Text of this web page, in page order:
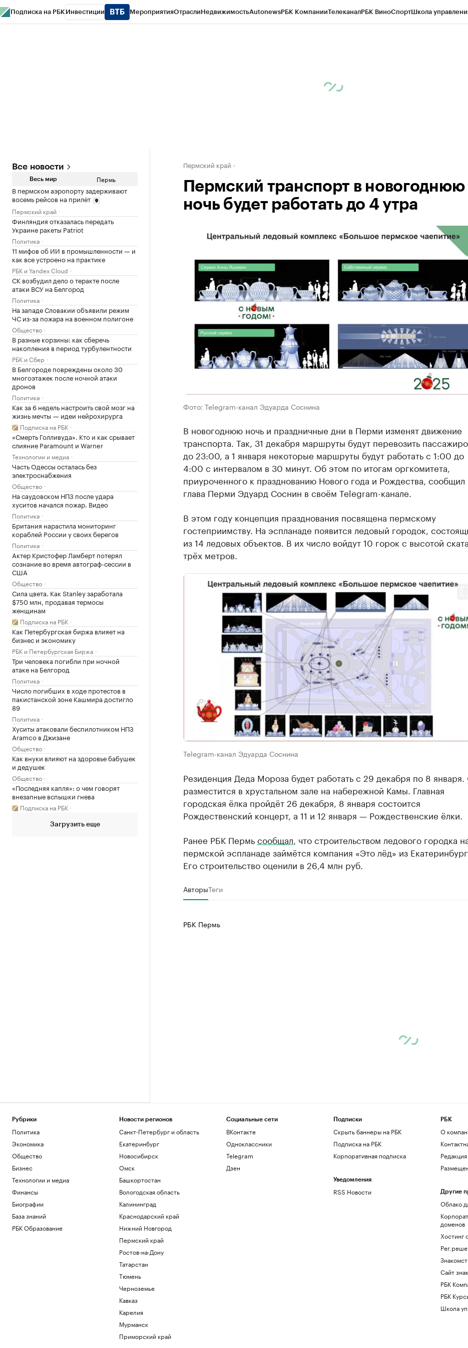
Подписка на РБК Инвестиции МероприятияОтраслиНедвижимостьAutonewsРБК КомпанииТелеканалРБК ВиноСпортШкола
Все новости
Весь мир Пермь
В пермском аэропорту задерживают
восемь рейсов на прилёт
Пермский край
Финляндия отказалась передать
Украине ракеты Patriot
Политика
11 мифов об ИИ в промышленности — и
как все устроено на практике
РБК и Yandex Cloud
СК возбудил дело о теракте после
атаки ВСУ на Белгород
Политика
На западе Словакии объявили режим
ЧС из-за пожара на военном полигоне
Общество
В разные корзины: как сберечь
накопления в период турбулентности
РБК и Сбер
В Белгороде повреждены около 30
многоэтажек после ночной атаки
дронов
Политика
Как за 6 недель настроить свой мозг на
жизнь мечты — идеи нейрохирурга
Подписка на РБК
«Смерть Голливуда». Кто и как срывает
слияние Paramount и Warner
Технологии и медиа
Часть Одессы осталась без
электроснабжения
Общество
На саудовском НПЗ после удара
хуситов начался пожар. Видео
Политика
Британия нарастила мониторинг
кораблей России у своих берегов
Политика
Актер Кристофер Ламберт потерял
сознание во время автограф-сессии в
США
Общество
Сила цвета. Как Stanley заработала
$750 млн, продавая термосы
женщинам
Подписка на РБК
Как Петербургская биржа влияет на
бизнес и экономику
РБК и Петербургская Биржа
Три человека погибли при ночной
атаке на Белгород
Политика
Число погибших в ходе протестов в
пакистанской зоне Кашмира достигло
89
Политика
Хуситы атаковали беспилотником НПЗ
Aramco в Джизане
Общество
Как внуки влияют на здоровье бабушек
и дедушек
Общество
«Последняя капля»: о чем говорят
внезапные вспышки гнева
Подписка на РБК
Загрузить еще
Пермский край
Пермский транспорт в новогоднюю
ночь будет работать до 4 утра
Фото: Telegram-канал Эдуарда Соснина
В новогоднюю ночь и праздничные дни в Перми изменят движение
транспорта. Так, 31 декабря маршруты будут перевозить
до 23:00, а 1 января некоторые маршруты будут работать с 1:00 до
4:00 с интервалом в 30 минут. Об этом по итогам оргкомитета,
приуроченного к празднованию Нового года и Рождества, сообщил
глава Перми Эдуард Соснин в своём Telegram-канале.
В этом году концепция празднования посвящена пермскому
гостеприимству. На эспланаде появится ледовый городок,
из 14 ледовых объектов. В их число войдут 10 горок с высотой
трёх метров.
Telegram-канал Эдуарда Соснина
Резиденция Деда Мороза будет работать с 29 декабря по 8
разместится в хрустальном зале на набережной Камы. Главная
городская ёлка пройдёт 26 декабря, 8 января состоится
Рождественский концерт, а 11 и 12 января — Рождественские ёлки.
Ранее РБК Пермьсообщал , что строительством ледового городка
пермской эспланаде займётся компания «Это лёд» из
Его строительство оценили в 26,4 млн руб.
АвторыТеги
РБК Пермь
Рубрики
Политика
Экономика
Общество
Бизнес
Технологии и медиа
Финансы
Биографии
База знаний
РБК Образование
Новости регионов
Санкт-Петербург и область
Екатеринбург
Новосибирск
Омск
Башкортостан
Вологодская область
Калининград
Краснодарский край
Нижний Новгород
Пермский край
Ростов-на-Дону
Татарстан
Тюмень
Черноземье
Кавказ
Карелия
Мурманск
Приморский край
Социальные сети
ВКонтакте
Одноклассники
Telegram
Дзен
Подписки
Скрыть баннеры на РБК
Подписка на РБК
Корпоративная подписка
Уведомления
RSS Новости
РБК
О
Редакция
Другие
Облако
доменов
Хостинг
Сайт
РБК
РБК
Школа